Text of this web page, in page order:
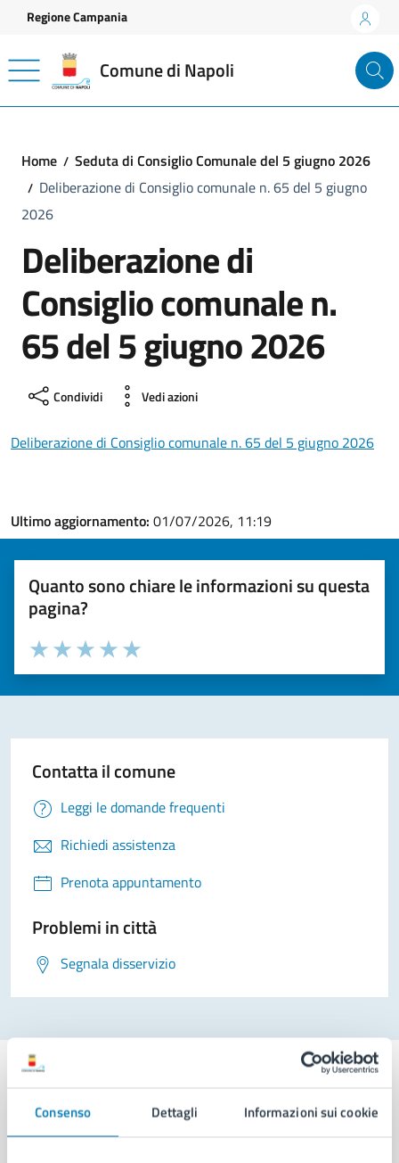
Consenso Dettagli Informazioni sui cookie
Vai ai contenuti
Vai al footer
Regione Campania
Comune di Napoli
Home
Seduta di Consiglio Comunale del 5 giugno 2026
Deliberazione di Consiglio comunale n. 65 del 5 giugno
2026
Deliberazione di
Consiglio comunale n.
65 del 5 giugno 2026
Condividi Vedi azioni
Deliberazione di Consiglio comunale n. 65 del 5 giugno 2026
Ultimo aggiornamento: 01/07/2026, 11:19
Quanto sono chiare le informazioni su questa
pagina?
Valuta la chiarezza delle informazioni (da 1 a 5 stelle)
Seleziona il numero di stelle per valutare la chiarezza delle
Valuta 5 stelle su 5
Valuta 4 stelle su 5
Valuta 3 stelle su 5
Valuta 2 stelle su 5
Valuta 1 stelle su 5
Contatta il comune
Leggi le domande frequenti
Richiedi assistenza
Prenota appuntamento
Problemi in città
Segnala disservizio
Comune di Napoli